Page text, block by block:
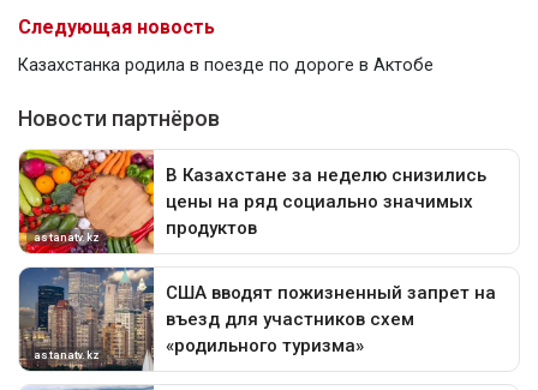
Следующая новость
Казахстанка родила в поезде по дороге в Актобе